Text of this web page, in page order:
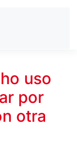
uso
por
otra